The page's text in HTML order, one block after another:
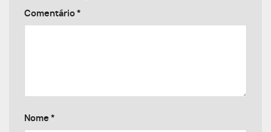
Comentário *
Nome *